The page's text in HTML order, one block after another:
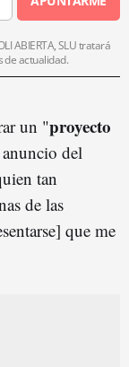
ABIERTA, SLU tratará
de actualidad.
un "proyecto
del
tan
de las
que me